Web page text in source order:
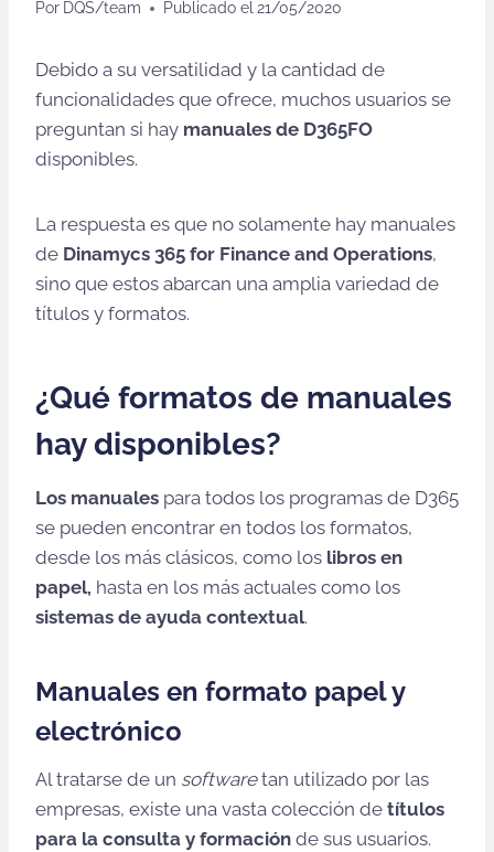
Por DQS/team Publicado el 21/05/2020
Debido a su versatilidad y la cantidad de
funcionalidades que ofrece, muchos usuarios se
preguntan si hay manuales de D365FO
disponibles.
La respuesta es que no solamente hay manuales
de Dinamycs 365 for Finance and Operations,
sino que estos abarcan una amplia variedad de
títulos y formatos.
¿Qué formatos de manuales
hay disponibles?
Los manuales para todos los programas de D365
se pueden encontrar en todos los formatos,
desde los más clásicos, como los libros en
papel, hasta en los más actuales como los
sistemas de ayuda contextual.
Manuales en formato papel y
electrónico
Al tratarse de un softwaretan utilizado por las
empresas, existe una vasta colección de títulos
para la consulta y formación de sus usuarios.